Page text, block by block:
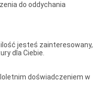
do oddychania
jesteś zainteresowany,
dla Ciebie.
doświadczeniem w